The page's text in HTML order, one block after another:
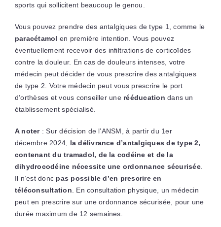
sports qui sollicitent beaucoup le genou.
Vous pouvez prendre des antalgiques de type 1, comme le
paracétamol en première intention. Vous pouvez
éventuellement recevoir des infiltrations de corticoïdes
contre la douleur. En cas de douleurs intenses, votre
médecin peut décider de vous prescrire des antalgiques
de type 2. Votre médecin peut vous prescrire le port
d’orthèses et vous conseiller une rééducation dans un
établissement spécialisé.
A noter: Sur décision de l’ANSM, à partir du 1er
décembre 2024, la délivrance d’antalgiques de type 2,
contenant du tramadol, de la codéine et de la
dihydrocodéine nécessite une ordonnance sécurisée.
Il n’est donc pas possible d’en prescrire en
téléconsultation . En consultation physique, un médecin
peut en prescrire sur une ordonnance sécurisée, pour une
durée maximum de 12 semaines.